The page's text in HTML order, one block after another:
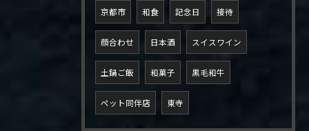
京都市 和食 記念日 接待
顔合わせ 日本酒 スイスワイン
土鍋ご飯 和菓子 黒毛和牛
ペット同伴店 東寺